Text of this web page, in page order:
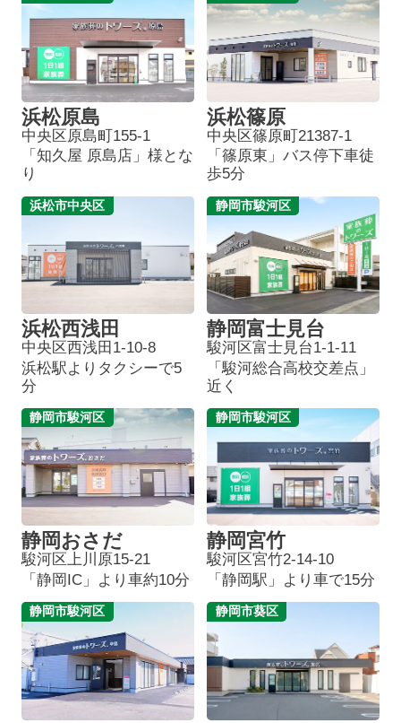
浜松原島
中央区原島町155-1
「知久屋 原島店」様とな
り
浜松篠原
中央区篠原町21387-1
「篠原東」バス停下車徒
歩5分
浜松市中央区
浜松西浅田
中央区西浅田1-10-8
浜松駅よりタクシーで5
分
静岡市駿河区
静岡富士見台
駿河区富士見台1-1-11
「駿河総合高校交差点」
近く
静岡市駿河区
静岡おさだ
駿河区上川原15-21
「静岡IC」より車約10分
静岡市駿河区
静岡宮竹
駿河区宮竹2-14-10
「静岡駅」より車で15分
静岡市駿河区 静岡市葵区